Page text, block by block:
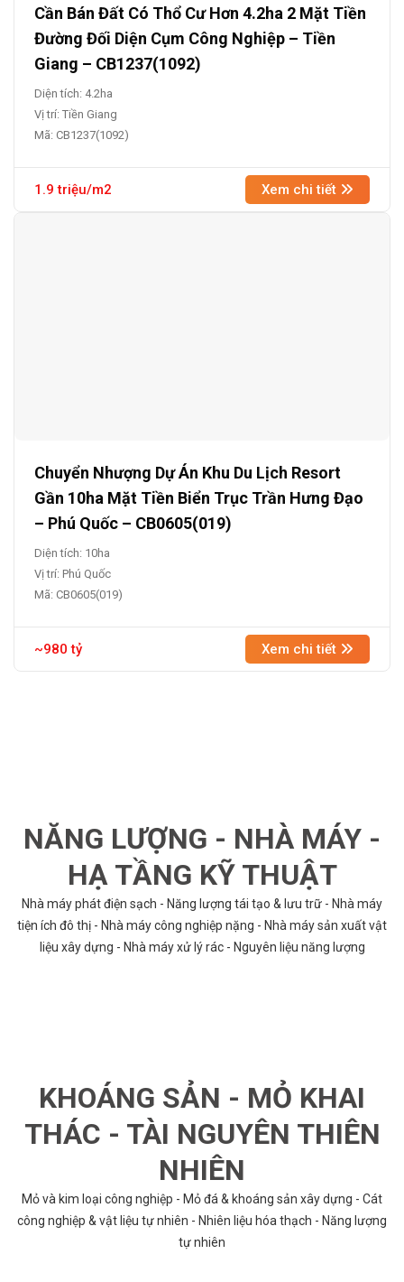
Cần Bán Đất Có Thổ Cư Hơn 4.2ha 2 Mặt Tiền
Đường Đối Diện Cụm Công Nghiệp – Tiền
Giang – CB1237(1092)
Diện tích: 4.2ha
Vị trí: Tiền Giang
Mã: CB1237(1092)
1.9 triệu/m2 Xem chi tiết
Chuyển Nhượng Dự Án Khu Du Lịch Resort
Gần 10ha Mặt Tiền Biển Trục Trần Hưng Đạo
– Phú Quốc – CB0605(019)
Diện tích: 10ha
Vị trí: Phú Quốc
Mã: CB0605(019)
~980 tỷ Xem chi tiết
NĂNG LƯỢNG - NHÀ MÁY -
HẠ TẦNG KỸ THUẬT
Nhà máy phát điện sạch - Năng lượng tái tạo & lưu trữ - Nhà máy
tiện ích đô thị - Nhà máy công nghiệp nặng - Nhà máy sản xuất vật
liệu xây dựng - Nhà máy xử lý rác - Nguyên liệu năng lượng
KHOÁNG SẢN - MỎ KHAI
THÁC - TÀI NGUYÊN THIÊN
NHIÊN
Mỏ và kim loại công nghiệp - Mỏ đá & khoáng sản xây dựng - Cát
công nghiệp & vật liệu tự nhiên - Nhiên liệu hóa thạch - Năng lượng
tự nhiên